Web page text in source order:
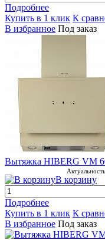
Подробнее
Купить в 1 клик К
В избранное Под заказ
Вытяжка HIBERG VM
В корзину
Подробнее
Купить в 1 клик К
В избранное Под заказ